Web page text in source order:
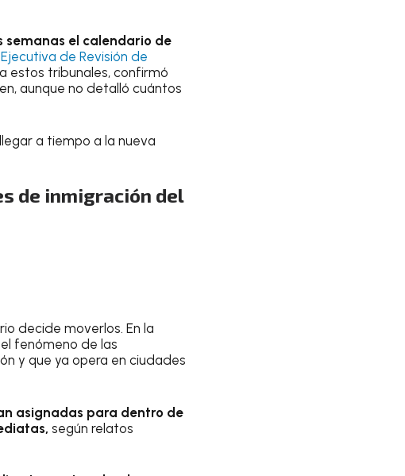
semanas el calendario de
de Revisión de
estos tribunales, confirmó
aunque no detalló cuántos
a tiempo a la nueva
de inmigración del
decide moverlos. En la
fenómeno de las
y que ya opera en ciudades
asignadas para dentro de
según relatos